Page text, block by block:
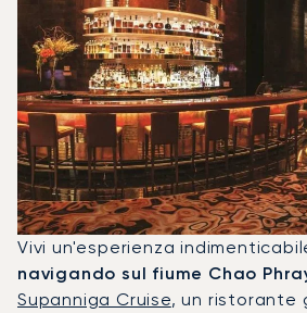
Vivi un'esperienza
navigando sul fiume Chao
Supanniga Cruise, un ristorante